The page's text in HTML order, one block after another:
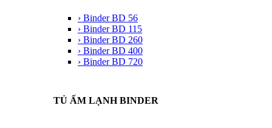
› Binder BD 56
› Binder BD 115
› Binder BD 260
› Binder BD 400
› Binder BD 720
TỦ ẤM LẠNH BINDER